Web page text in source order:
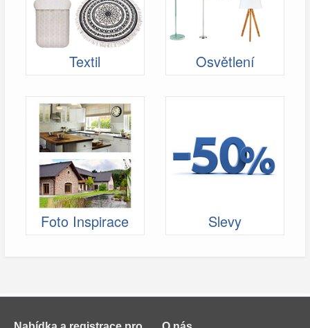
Textil Osvětlení
Foto Inspirace Slevy